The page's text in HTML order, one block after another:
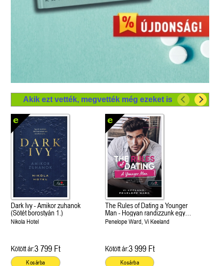
Akik ezt vették, megvették még ezeket is
Dark Ivy - Amikor zuhanok
(Sötét borostyán 1.)
Nikola Hotel
Kötött ár:3 799 Ft
Kosárba
The Rules of Dating a Younger
Man - Hogyan randizzunk egy
fiatalabb pasival? (Hogyan
randizzunk? 4.)
Penelope Ward, Vi Keeland
Kötött ár:3 999 Ft
Kosárba